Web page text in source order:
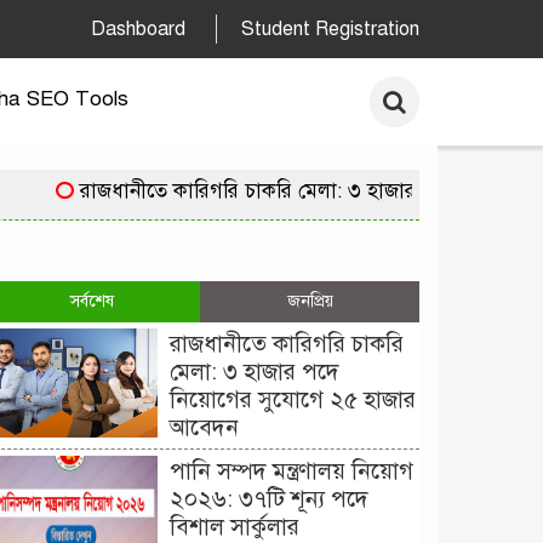
Dashboard Student Registration
SEO Tools
রাজধানীতে কারিগরি চাকরি মেলা: ৩ হাজার পদে
সর্বশেষ জনপ্রিয়
রাজধানীতে কারিগরি চাকরি
মেলা: ৩ হাজার পদে
নিয়োগের সুযোগে ২৫ হাজার
আবেদন
পানি সম্পদ মন্ত্রণালয় নিয়োগ
২০২৬: ৩৭টি শূন্য পদে
বিশাল সার্কুলার